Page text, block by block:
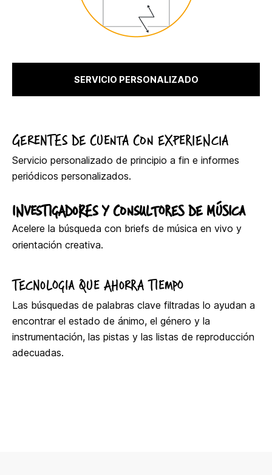
SERVICIO PERSONALIZADO
GERENTES DE CUENTA CON EXPERIENCIA
Servicio personalizado de principio a fin e informes
periódicos personalizados.
INVESTIGADORES Y CONSULTORES DE MÚSICA
Acelere la búsqueda con briefs de música en vivo y
orientación creativa.
TECNOLOGIA QUE AHORRA TIEMPO
Las búsquedas de palabras clave filtradas lo ayudan a
encontrar el estado de ánimo, el género y la
instrumentación, las pistas y las listas de reproducción
adecuadas.